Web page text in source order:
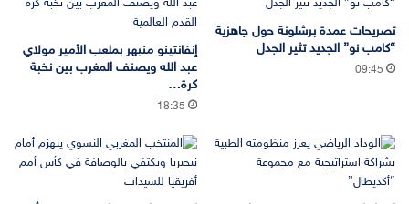
تصريحات عمدة برشلونة حول جاهزية
“كامب نو” الجديد تثير الجدل
09:45
إنفانتينو منبهر بملعب الأمير مولاي
عبد الله ويصنف المغرب بين نخبة
كرة…
18:35